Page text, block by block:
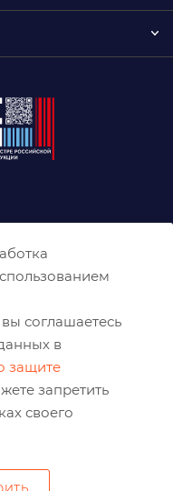
соглашаетесь
в
защите
запретить
своего